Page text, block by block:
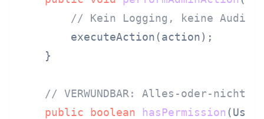
// Kein Logging, keine Audit-
        executeAction(action);
    }
// VERWUNDBAR: Alles-oder-nichts-
public
boolean hasPermission